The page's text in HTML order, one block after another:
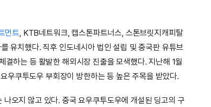
먼트 , KTB네트워크, 캡스톤파트너스, 스톤브릿지캐피탈
유치했다. 직후 인도네시아 법인 설립 및 중국판 유튜브
결하는 등 활발한 해외시장 진출을 모색했다. 지난해 1월
우쿠투도우 부회장이 방한하는 등 높은 주목을 받았다.
오지 않고 있다. 중국 요우쿠투도우에 개설된 딩고의 구